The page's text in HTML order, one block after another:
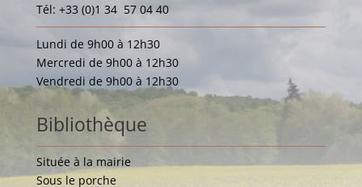
Tél: +33 (0)1 34 57 04 40
Lundi de 9h00 à 12h30
Mercredi de 9h00 à 12h30
Vendredi de 9h00 à 12h30
Bibliothèque
Située à la mairie
Sous le porche